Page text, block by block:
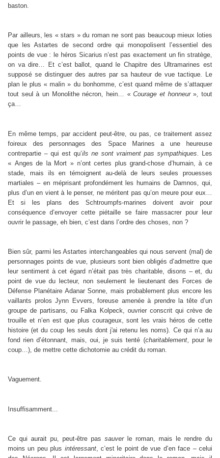
baston.
Par ailleurs, les « stars » du roman ne sont pas beaucoup mieux loties
que les Astartes de second ordre qui monopolisent l’essentiel des
points de vue : le héros Sicarius n’est pas exactement un fin stratège,
on va dire… Et c’est ballot, quand le Chapitre des Ultramarines est
supposé se distinguer des autres par sa hauteur de vue tactique. Le
plan le plus « malin » du bonhomme, c’est quand même de s’attaquer
tout seul à un Monolithe nécron, hein… «Courage et honneur», tout
ça…
En même temps, par accident peut-être, ou pas, ce traitement assez
foireux des personnages des Space Marines a une heureuse
contrepartie – qui est qu’ils ne sont vraiment pas sympathiques . Les
« Anges de la Mort » n’ont certes plus grand-chose d’humain, à ce
stade, mais ils en témoignent au-delà de leurs seules prouesses
martiales – en méprisant profondément les humains de Damnos, qui,
plus d’un en vient à le penser, ne méritent pas qu’on meure pour eux…
Et si les plans des Schtroumpfs-marines doivent avoir pour
conséquence d’envoyer cette piétaille se faire massacrer pour leur
ouvrir le passage, eh bien, c’est dans l’ordre des choses, non ?
Bien sûr, parmi les Astartes interchangeables qui nous servent (mal) de
personnages points de vue, plusieurs sont bien obligés d’admettre que
leur sentiment à cet égard n’était pas très charitable, disons – et, du
point de vue du lecteur, non seulement le lieutenant des Forces de
Défense Planétaire Adanar Sonne, mais probablement plus encore les
vaillants prolos Jynn Evvers, foreuse amenée à prendre la tête d’un
groupe de partisans, ou Falka Kolpeck, ouvrier conscrit qui crève de
trouille et n’en est que plus courageux, sont les vrais héros de cette
histoire (et du coup les seuls dont j'ai retenu les noms). Ce qui n’a au
fond rien d’étonnant, mais, oui, je suis tenté (charitablement, pour le
coup…), de mettre cette dichotomie au crédit du roman.
Vaguement.
Insuffisamment...
Ce qui aurait pu, peut-être pas sauver le roman, mais le rendre du
moins un peu plus intéressant, c’est le point de vue d’en face – celui